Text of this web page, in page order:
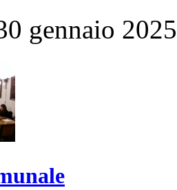
gennaio 2025